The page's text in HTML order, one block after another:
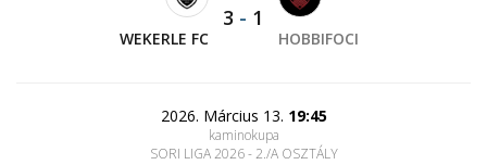
WEKERLE FC
3 - 1
HOBBIFOCI
2026. Március 13. 19:45
kaminokupa
SORI LIGA 2026 - 2./A OSZTÁLY